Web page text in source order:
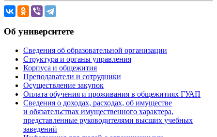
Об университете
Сведения об образовательной организации
Структура и органы управления
Корпуса и общежития
Преподаватели и сотрудники
Осуществление закупок
Оплата обучения и проживания в общежитиях ГУАП
Сведения о доходах, расходах, об имуществе
и обязательствах имущественного характера,
представленные руководителями высших учебных
заведений